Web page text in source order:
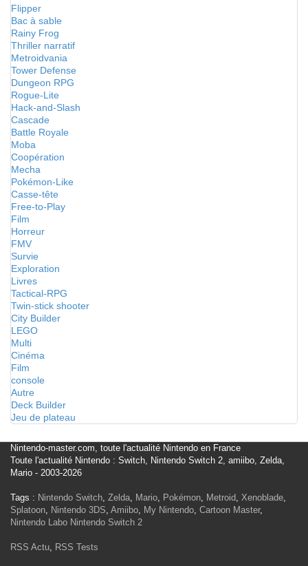
Flipper
Bac à sable
Rainy Frog
Thriller narratif
Metroidvania
Tower Defense
Dungeon RPG
Rogue-Lite
Hack-and-Slash
Cascade
Battle Royale
Moba
Coopération
Mecha
Pokémon-Like
Casse-tête
Free-to-Play
Film
Horreur
FMV
Survie
Exploration
Livres
Tactical-RPG
Twin-stick shooter
City Builder
LEGO
Multi
Cinéma
Film
console
Autre
Deck Builder
Jeu de plateau
Nintendo-master.com, toute l'actualité Nintendo en France
Toute l'actualité Nintendo : Switch, Nintendo Switch 2, amiibo, Zelda,
Mario - 2003-2026
Tags : Nintendo Switch, Zelda, Mario, Pokémon, Metroid, Xenoblade,
Splatoon, Nintendo 3DS, Amiibo, My Nintendo, Cartoon Master,
Nintendo Labo Nintendo Switch 2
RSS Actu, RSS Tests